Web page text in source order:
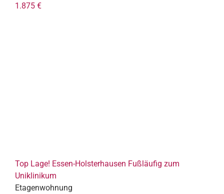
1.875 €
Top Lage! Essen-Holsterhausen Fußläufig zum
Uniklinikum
Etagenwohnung